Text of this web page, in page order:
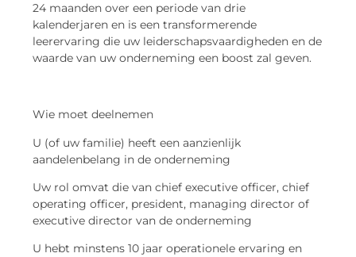
24 maanden over een periode van drie
kalenderjaren en is een transformerende
leerervaring die uw leiderschapsvaardigheden en de
waarde van uw onderneming een boost zal geven.
Wie moet deelnemen
U (of uw familie) heeft een aanzienlijk
aandelenbelang in de onderneming
Uw rol omvat die van chief executive officer, chief
operating officer, president, managing director of
executive director van de onderneming
U hebt minstens 10 jaar operationele ervaring en